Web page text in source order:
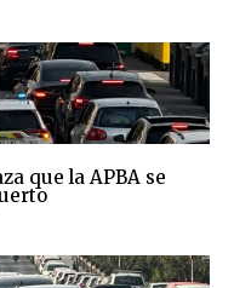
que la APBA se